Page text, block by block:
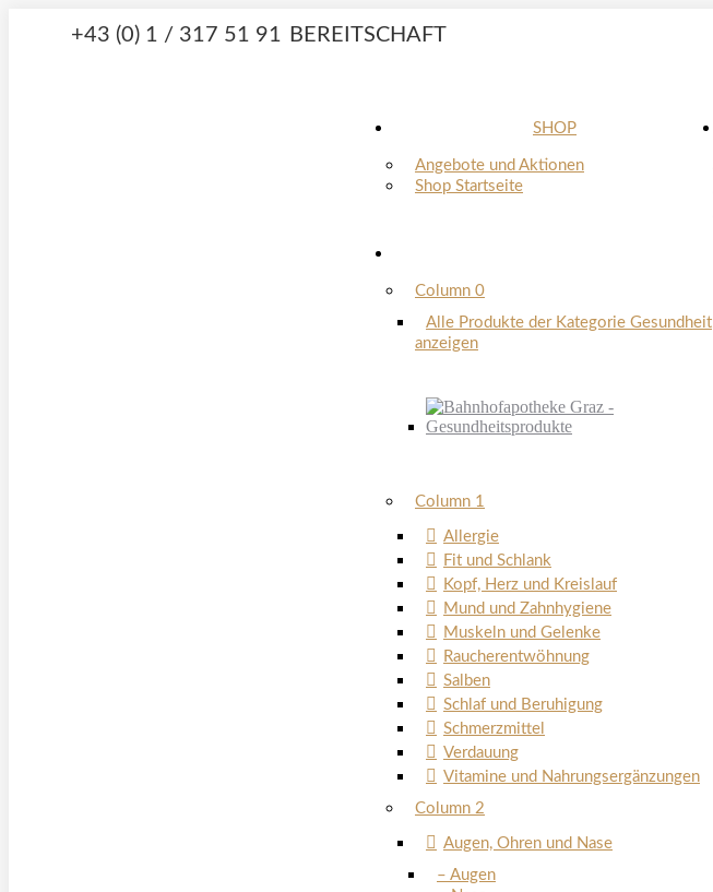
+43 (0) 1 / 317 51 91 BEREITSCHAFT
SHOP
Angebote und Aktionen
Shop Startseite
Column 0
Alle Produkte der Kategorie Gesundheit
anzeigen
Column 1
Allergie
Fit und Schlank
Kopf, Herz und Kreislauf
Mund und Zahnhygiene
Muskeln und Gelenke
Raucherentwöhnung
Salben
Schlaf und Beruhigung
Schmerzmittel
Verdauung
Vitamine und Nahrungsergänzungen
Column 2
Augen, Ohren und Nase
– Augen